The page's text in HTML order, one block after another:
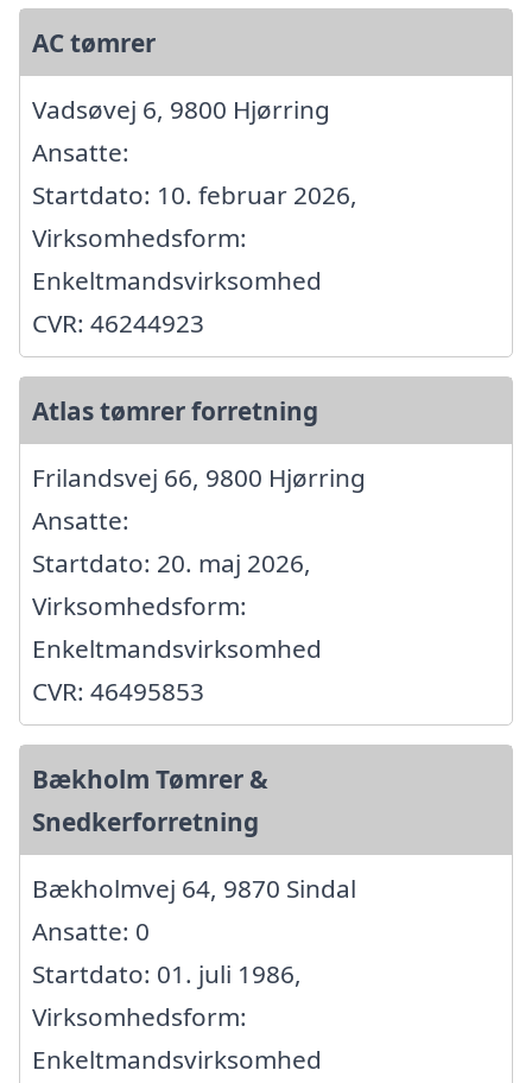
AC tømrer
Vadsøvej 6, 9800 Hjørring
Ansatte:
Startdato: 10. februar 2026,
Virksomhedsform:
Enkeltmandsvirksomhed
CVR: 46244923
Atlas tømrer forretning
Frilandsvej 66, 9800 Hjørring
Ansatte:
Startdato: 20. maj 2026,
Virksomhedsform:
Enkeltmandsvirksomhed
CVR: 46495853
Bækholm Tømrer &
Snedkerforretning
Bækholmvej 64, 9870 Sindal
Ansatte: 0
Startdato: 01. juli 1986,
Virksomhedsform:
Enkeltmandsvirksomhed